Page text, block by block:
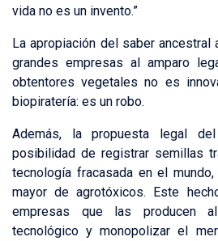
vida no es un invento.”
La apropiación del saber ancestral
grandes empresas al amparo
obtentores vegetales no es
biopiratería: es un robo.
Además, la propuesta legal
posibilidad de registrar semillas
tecnología fracasada en el
mayor de agrotóxicos. Este
empresas que las producen
tecnológico y monopolizar el